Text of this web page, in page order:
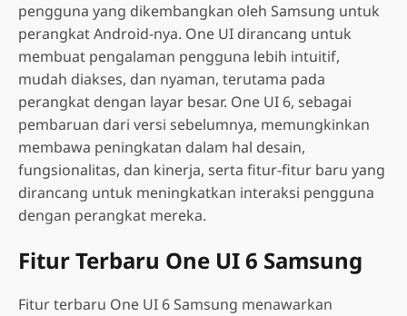
pengguna yang dikembangkan oleh Samsung untuk
perangkat Android-nya. One UI dirancang untuk
membuat pengalaman pengguna lebih intuitif,
mudah diakses, dan nyaman, terutama pada
perangkat dengan layar besar. One UI 6, sebagai
pembaruan dari versi sebelumnya, memungkinkan
membawa peningkatan dalam hal desain,
fungsionalitas, dan kinerja, serta fitur-fitur baru yang
dirancang untuk meningkatkan interaksi pengguna
dengan perangkat mereka.
Fitur Terbaru One UI 6 Samsung
Fitur terbaru One UI 6 Samsung menawarkan